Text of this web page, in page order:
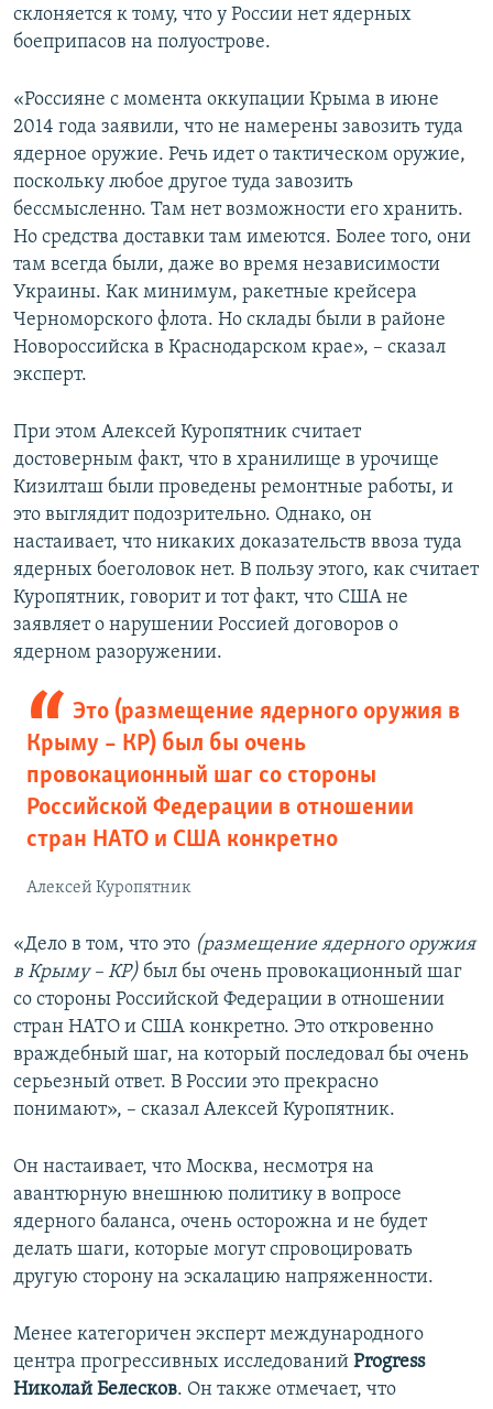
склоняется к тому, что у России нет ядерных
боеприпасов на полуострове.
«Россияне с момента оккупации Крыма в июне
2014 года заявили, что не намерены завозить туда
ядерное оружие. Речь идет о тактическом оружие,
поскольку любое другое туда завозить
бессмысленно. Там нет возможности его хранить.
Но средства доставки там имеются. Более того, они
там всегда были, даже во время независимости
Украины. Как минимум, ракетные крейсера
Черноморского флота. Но склады были в районе
Новороссийска в Краснодарском крае», – сказал
эксперт.
При этом Алексей Куропятник считает
достоверным факт, что в хранилище в урочище
Кизилташ были проведены ремонтные работы, и
это выглядит подозрительно. Однако, он
настаивает, что никаких доказательств ввоза туда
ядерных боеголовок нет. В пользу этого, как считает
Куропятник, говорит и тот факт, что США не
заявляет о нарушении Россией договоров о
ядерном разоружении.
Это (размещение ядерного оружия в
Крыму – КР) был бы очень
провокационный шаг со стороны
Российской Федерации в отношении
стран НАТО и США конкретно
Алексей Куропятник
«Дело в том, что это (размещение ядерного оружия
в Крыму – КР) был бы очень провокационный шаг
со стороны Российской Федерации в отношении
стран НАТО и США конкретно. Это откровенно
враждебный шаг, на который последовал бы очень
серьезный ответ. В России это прекрасно
понимают», – сказал Алексей Куропятник.
Он настаивает, что Москва, несмотря на
авантюрную внешнюю политику в вопросе
ядерного баланса, очень осторожна и не будет
делать шаги, которые могут спровоцировать
другую сторону на эскалацию напряженности.
Менее категоричен эксперт международного
центра прогрессивных исследований Progress
Николай Белесков. Он также отмечает, что